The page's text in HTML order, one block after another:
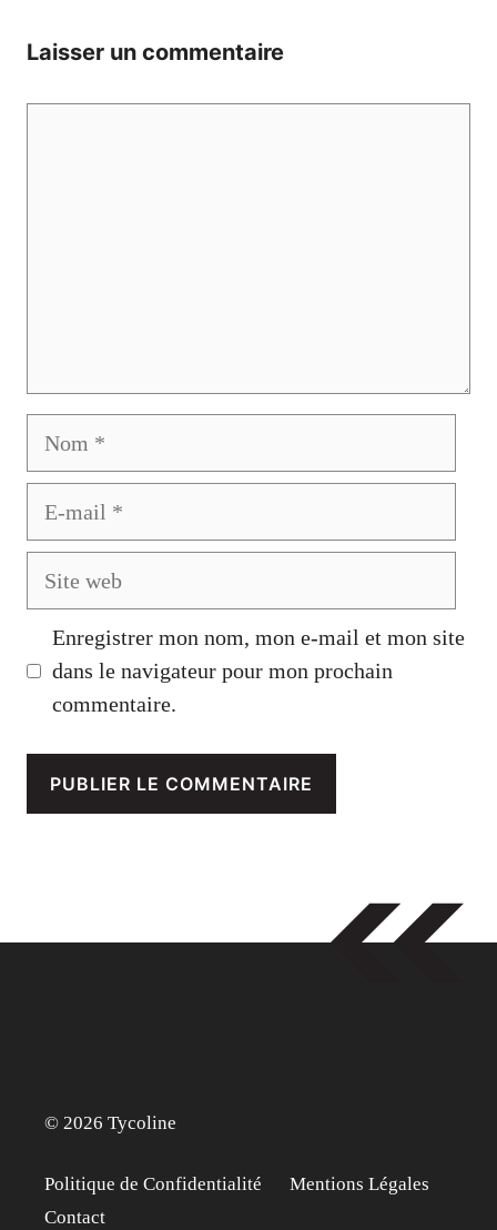
Laisser un commentaire
Enregistrer mon nom, mon e-mail et mon site
dans le navigateur pour mon prochain
commentaire.
© 2026 Tycoline
Politique de Confidentialité
Mentions Légales
Contact